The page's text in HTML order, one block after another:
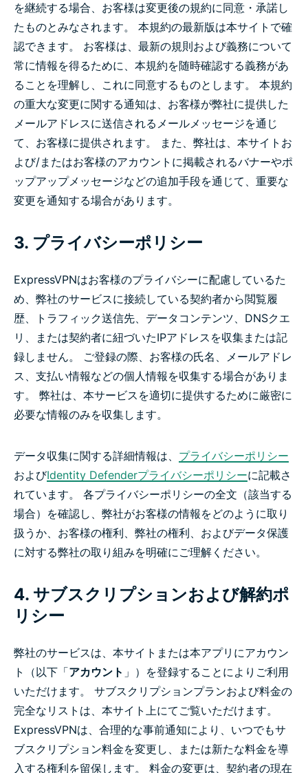
を継続する場合、お客様は変更後の規約に同意・承諾し
たものとみなされます。 本規約の最新版は本サイトで確
認できます。 お客様は、最新の規則および義務について
常に情報を得るために、本規約を随時確認する義務があ
ることを理解し、これに同意するものとします。 本規約
の重大な変更に関する通知は、お客様が弊社に提供した
メールアドレスに送信されるメールメッセージを通じ
て、お客様に提供されます。 また、弊社は、本サイトお
よび/またはお客様のアカウントに掲載されるバナーやポ
ップアップメッセージなどの追加手段を通じて、重要な
変更を通知する場合があります。
3. プライバシーポリシー
ExpressVPNはお客様のプライバシーに配慮しているた
め、弊社のサービスに接続している契約者から閲覧履
歴、トラフィック送信先、データコンテンツ、DNSクエ
リ、または契約者に紐づいたIPアドレスを収集または記
録しません。 ご登録の際、お客様の氏名、メールアドレ
ス、支払い情報などの個人情報を収集する場合がありま
す。 弊社は、本サービスを適切に提供するために厳密に
必要な情報のみを収集します。
データ収集に関する詳細情報は、 プライバシーポリシー
およびIdentity Defenderプライバシーポリシーに記載さ
れています。 各プライバシーポリシーの全文（該当する
場合）を確認し、弊社がお客様の情報をどのように取り
扱うか、お客様の権利、弊社の権利、およびデータ保護
に対する弊社の取り組みを明確にご理解ください。
4. サブスクリプションおよび解約ポ
リシー
弊社のサービスは、本サイトまたは本アプリにアカウン
ト（以下「アカウント 」）を登録することによりご利用
いただけます。 サブスクリプションプランおよび料金の
完全なリストは、本サイト上にてご覧いただけます。
ExpressVPNは、合理的な事前通知により、いつでもサ
ブスクリプション料金を変更し、または新たな料金を導
入する権利を留保します。 料金の変更は、契約者の現在